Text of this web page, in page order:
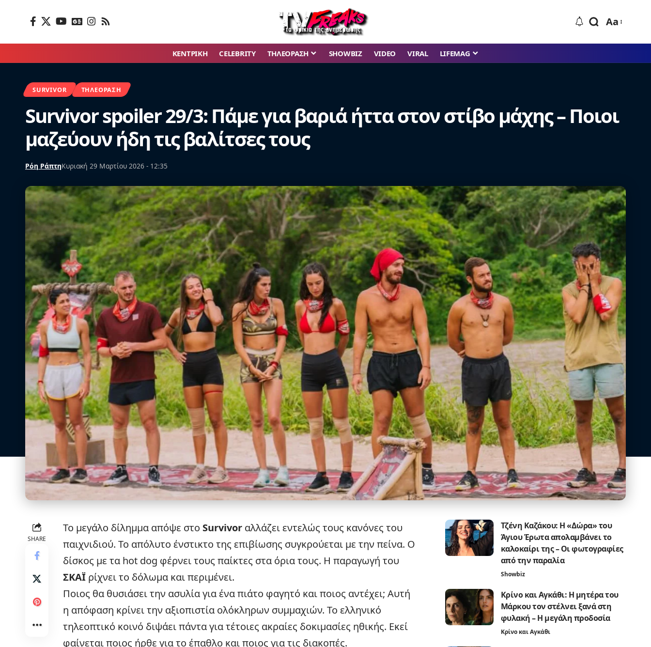
Aa
ΚΕΝΤΡΙΚΗ CELEBRITY ΤΗΛΕΟΡΑΣΗ SHOWBIZ VIDEO VIRAL LIFEMAG
SURVIVOR ΤΗΛΕΌΡΑΣΗ
Survivor spoiler 29/3: Πάμε για βαριά ήττα στον στίβο μάχης – Ποιοι
μαζεύουν ήδη τις βαλίτσες τους
Ρόη ΡάπτηΚυριακή 29 Μαρτίου 2026 - 12:35
SHARE
Το μεγάλο δίλημμα απόψε στο Survivor αλλάζει εντελώς τους κανόνες του
παιχνιδιού. Το απόλυτο ένστικτο της επιβίωσης συγκρούεται με την πείνα. Ο
δίσκος με τα hot dog φέρνει τους παίκτες στα όρια τους. Η παραγωγή του
ΣΚΑΪ ρίχνει το δόλωμα και περιμένει.
Ποιος θα θυσιάσει την ασυλία για ένα πιάτο φαγητό και ποιος αντέχει; Αυτή
η απόφαση κρίνει την αξιοπιστία ολόκληρων συμμαχιών. Το ελληνικό
τηλεοπτικό κοινό διψάει πάντα για τέτοιες ακραίες δοκιμασίες ηθικής. Εκεί
φαίνεται ποιος ήρθε για το έπαθλο και ποιος για τις διακοπές.
Τζένη Καζάκου: Η «Δώρα» του
Άγιου Έρωτα απολαμβάνει το
καλοκαίρι της – Οι φωτογραφίες
από την παραλία
Showbiz
Κρίνο και Αγκάθι: Η μητέρα του
Μάρκου τον στέλνει ξανά στη
φυλακή – Η μεγάλη προδοσία
Κρίνο και Αγκάθι